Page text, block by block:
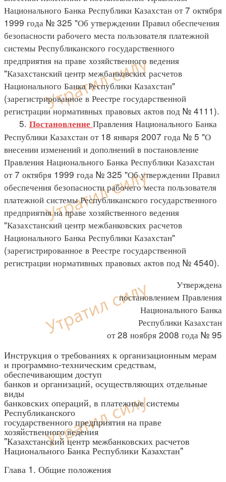
Национального Банка Республики Казахстан от 7 октября
1999 года № 325 "Об утверждении Правил обеспечения
безопасности рабочего места пользователя платежной
системы Республиканского государственного
предприятия на праве хозяйственного ведения
"Казахстанский центр межбанковских расчетов
Национального Банка Республики Казахстан"
(зарегистрированное в Реестре государственной
регистрации нормативных правовых актов под № 4111).
5. Постановление Правления Национального Банка
Республики Казахстан от 18 января 2007 года № 5 "О
внесении изменений и дополнений в постановление
Правления Национального Банка Республики Казахстан
от 7 октября 1999 года № 325 "Об утверждении Правил
обеспечения безопасности рабочего места пользователя
платежной системы Республиканского государственного
предприятия на праве хозяйственного ведения
"Казахстанский центр межбанковских расчетов
Национального Банка Республики Казахстан"
(зарегистрированное в Реестре государственной
регистрации нормативных правовых актов под № 4540).
Утверждена
постановлением Правления
Национального Банка
Республики Казахстан
от 28 ноября 2008 года № 95
Инструкция о требованиях к организационным мерам
и программно-техническим средствам,
обеспечивающим доступ
банков и организаций, осуществляющих отдельные
виды
банковских операций, в платежные системы
Республиканского
государственного предприятия на праве
хозяйственного ведения
"Казахстанский центр межбанковских расчетов
Национального Банка Республики Казахстан"
Глава 1. Общие положения